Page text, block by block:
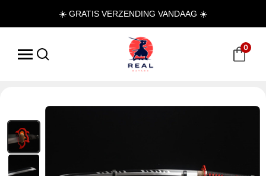
☀️ GRATIS VERZENDING VANDAAG ☀️
0